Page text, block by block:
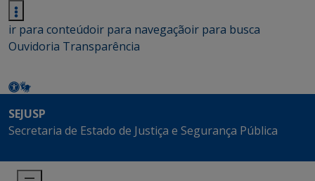
ir para conteúdoir para navegaçãoir para busca
Ouvidoria Transparência
SEJUSP
Secretaria de Estado de Justiça e Segurança Pública